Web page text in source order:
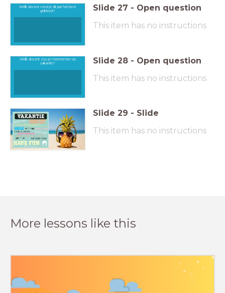
Welk docent vond je dit jaar het best
gekleed?
Slide 27 - Open question
This item has no instructions
Welk docent zou je meenemen op
vakantie?
Slide 28 - Open question
This item has no instructions
Slide 29 - Slide
This item has no instructions
More lessons like this